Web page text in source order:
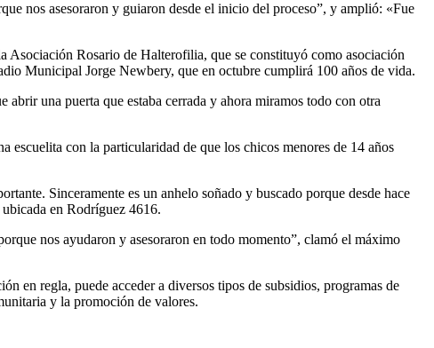
nos asesoraron y guiaron desde el inicio del proceso”, y amplió: «Fue
Asociación Rosario de Halterofilia, que se constituyó como asociación
Municipal Jorge Newbery, que en octubre cumplirá 100 años de vida.
una puerta que estaba cerrada y ahora miramos todo con otra
escuelita con la particularidad de que los chicos menores de 14 años
Sinceramente es un anhelo soñado y buscado porque desde hace
en Rodríguez 4616.
nos ayudaron y asesoraron en todo momento”, clamó el máximo
en regla, puede acceder a diversos tipos de subsidios, programas de
y la promoción de valores.